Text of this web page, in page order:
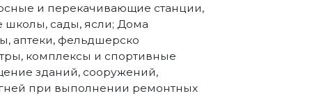
и перекачивающие станции,
школы, сады, ясли; Дома
аптеки, фельдшерско
комплексы и спортивные
зданий, сооружений,
при выполнении ремонтных